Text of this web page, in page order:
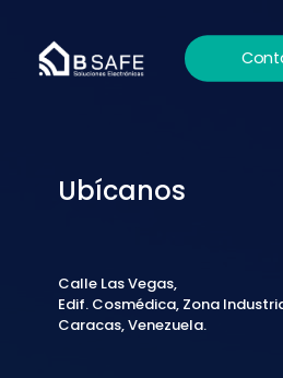
Ubícanos
Calle Las Vegas,
Edif. Cosmédica, Zona
Caracas, Venezuela.